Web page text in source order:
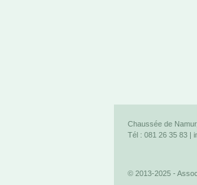
Chaussée de
Tél : 081 26 35 83 |
© 2013-2025 -